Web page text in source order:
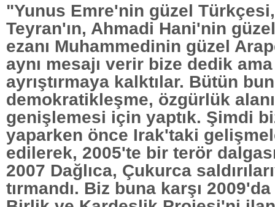
"Yunus Emre'nin güzel
Teyran'ın, Ahmadi Hani'nin
ezanı Muhammedinin güzel
aynı mesajı verir bize dedik
ayrıştırmaya kalktılar. Bütün
demokratikleşme, özgürlük
genişlemesi için yaptık. Şimdi
yaparken önce Irak'taki
edilerek, 2005'te bir terör
2007 Dağlıca, Çukurca
tırmandı. Biz buna karşı